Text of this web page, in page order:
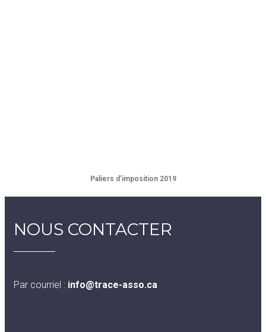
Paliers d’imposition 2019
NOUS CONTACTER
Par courriel : info@trace-asso.ca